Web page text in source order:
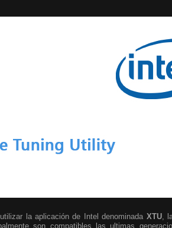
la aplicación de Intel denominada XTU,
son compatibles las ultimas